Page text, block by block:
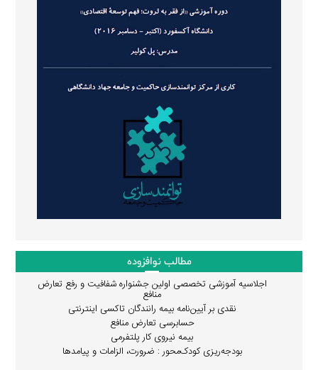
مطالب نوافزوده
اجلاسیه آموزشی تخصصی اولین جشنواره شفافیت و رفع تعارض
منافع
نقدی بر آیین‌نامه بیمه رانندگان تاکسی اینترنتی
حسابرسی تعارض منافع
بیمه نیروی کار پلتفرمی
بودجه‌ریزی کودک‌محور : ضرورت، الزامات و پیامدها